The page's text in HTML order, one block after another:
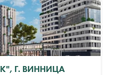
Г. ВИННИЦА